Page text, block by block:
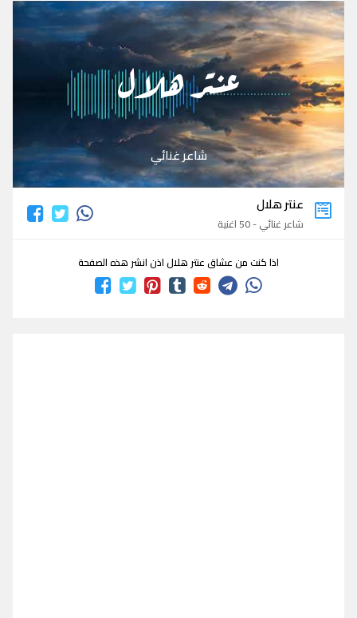
عنتر هلال
شاعر غنائي
عنتر هلال
شاعر غنائي - 50 اغنية
اذا كنت من عشاق عنتر هلال اذن انشر هذه الصفحة